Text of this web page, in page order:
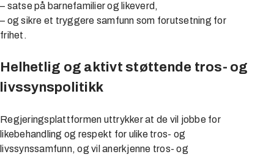
– satse på barnefamilier og likeverd,
– og sikre et tryggere samfunn som forutsetning for
frihet.
Helhetlig og aktivt støttende tros- og
livssynspolitikk
Regjeringsplattformen uttrykker at de vil jobbe for
likebehandling og respekt for ulike tros- og
livssynssamfunn, og vil anerkjenne tros- og